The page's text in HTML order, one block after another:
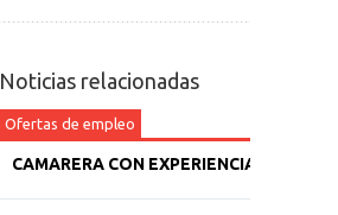
Noticias relacionadas
Ofertas de empleo
CAMARERA CON EXPERIENCIA